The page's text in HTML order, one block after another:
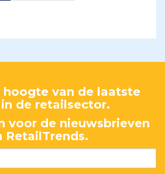
van de laatste
de retailsector.
voor de nieuwsbrieven
RetailTrends.